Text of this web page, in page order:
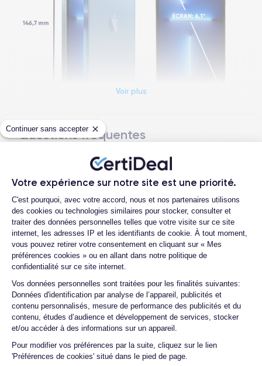
Continuer sans accepter
Votre expérience sur notre site est une priorité.
Plateforme de Gestion du
C'est pourquoi, avec votre accord, nous et nos partenaires utilisons
des cookies ou technologies similaires pour stocker, consulter et
traiter des données personnelles telles que votre visite sur ce site
internet, les adresses IP et les identifiants de cookie. À tout moment,
vous pouvez retirer votre consentement en cliquant sur « Mes
préférences cookies » ou en allant dans notre politique de
confidentialité sur ce site internet.
Vos données personnelles sont traitées pour les finalités suivantes:
Données d'identification par analyse de l’appareil, publicités et
contenu personnalisés, mesure de performance des publicités et du
contenu, études d’audience et développement de services, stocker
et/ou accéder à des informations sur un appareil.
Pour modifier vos préférences par la suite, cliquez sur le lien
'Préférences de cookies' situé dans le pied de page.
Axeptio consent
Dimensions et poids iPhone 13 Pro
Système exploitation
Dimensions
146.7 × 71.5 × 7.65 mm
Poids
203 g
OLED 6.1 pouces
Résolution écran
2532 x 1170 pixels
6 Go 128, 256 ,512 et 1000 Go
Nom de la puce
Puce A15 Bionic
Nombre de cœurs
Nom GPU
GPU 5 cœurs
Fréq. processeur
3.22 GHz
Voir plus
Questions fréquentes
Quels sont les délais de livraison ?
Quelle est la différence entre un iPhone
13 Pro d'occasion et un iPhone 13 Pro
reconditionné ?
Quelle est la durée de vie d'un iPhone 13
Pro reconditionné ?
Proposez-vous une assurance en cas de
casse due à des chocs ou à des chutes ?
Quelles sont les options disponibles sur
les batteries ?
Quels sont les accessoires inclus dans la
commande ?
Quelles garanties offrez-vous sur vos
produits ?